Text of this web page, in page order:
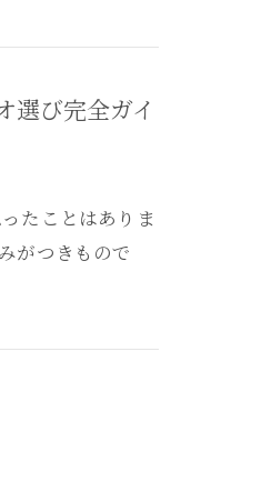
選び完全ガイ
たことはありま
がつきもので